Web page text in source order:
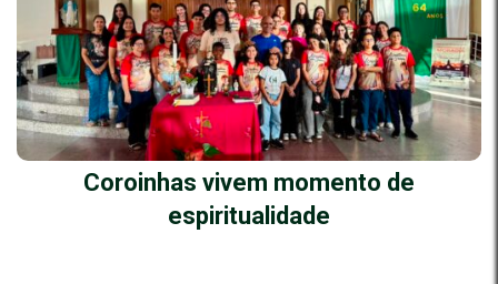
Coroinhas vivem momento de
espiritualidade